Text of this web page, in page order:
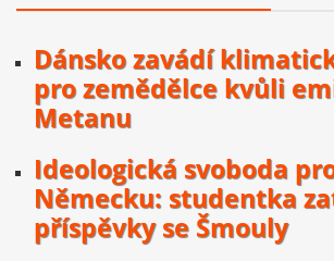
Dánsko zavádí
pro zemědělce kvůli
Metanu
Ideologická svoboda
Německu: studentka
příspěvky se Šmouly